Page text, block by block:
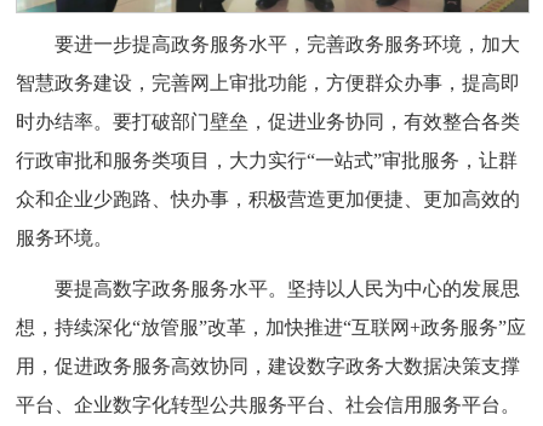
要进一步提高政务服务水平，完善政务服务环境，加大
智慧政务建设，完善网上审批功能，方便群众办事，提高即
时办结率。要打破部门壁垒，促进业务协同，有效整合各类
行政审批和服务类项目，大力实行“一站式”审批服务，让群
众和企业少跑路、快办事，积极营造更加便捷、更加高效的
服务环境。
要提高数字政务服务水平。坚持以人民为中心的发展思
想，持续深化“放管服”改革，加快推进“互联网+政务服务”应
用，促进政务服务高效协同，建设数字政务大数据决策支撑
平台、企业数字化转型公共服务平台、社会信用服务平台。